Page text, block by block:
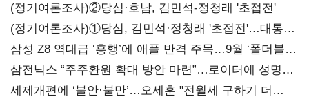
(정기여론조사)②당심·호남, 김민석-정청래 '초접전'
(정기여론조사)①당심, 김민석·정청래 '초접전'…대통령
지지도 '50% 아래로'(종합)
삼성 Z8 역대급 ‘흥행’에 애플 반격 주목…9월 ‘폴더블
대전’
삼전닉스 “주주환원 확대 방안 마련”…로이터에 성명
보내
세제개편에 ‘불안·불만’…오세훈 "전월세 구하기 더